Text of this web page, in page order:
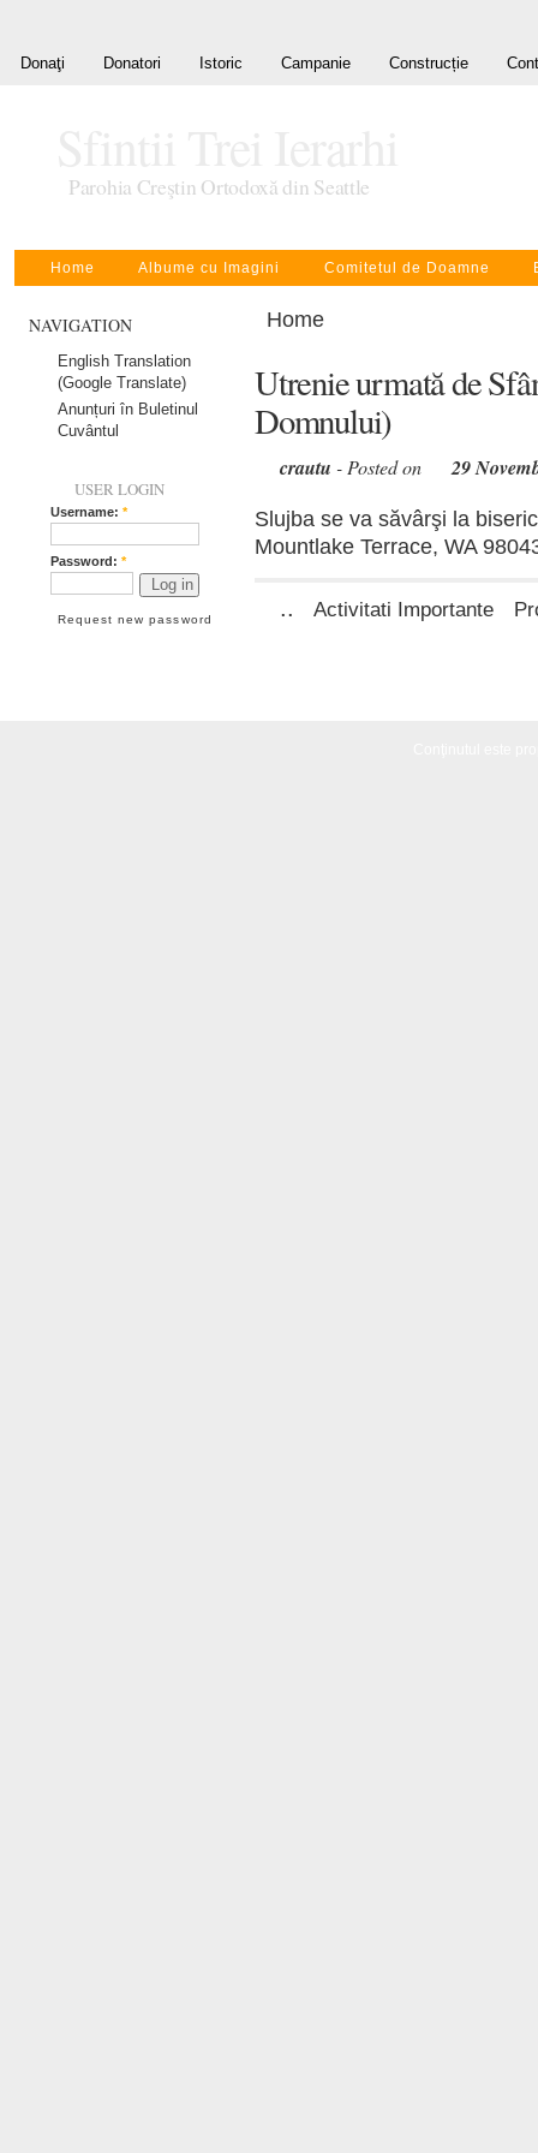
Donaţi Donatori Istoric Campanie Construcție
Parohia Creştin Ortodoxă din Seattle
Home Albume cu Imagini Comitetul de Doamne
NAVIGATION
English Translation
(Google Translate)
Anunțuri în Buletinul
Cuvântul
USER LOGIN
Username: *
Password: *
Request new password
Home
Utrenie urmată de
Domnului)
crautu - Posted on 29
Slujba se va săvârşi la
Mountlake Terrace, WA
.. Activitati Importante